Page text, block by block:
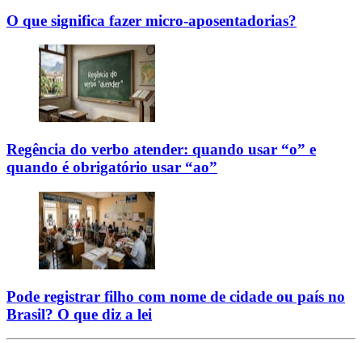
O que significa fazer micro-aposentadorias?
Regência do verbo atender: quando usar “o” e
quando é obrigatório usar “ao”
Pode registrar filho com nome de cidade ou país no
Brasil? O que diz a lei